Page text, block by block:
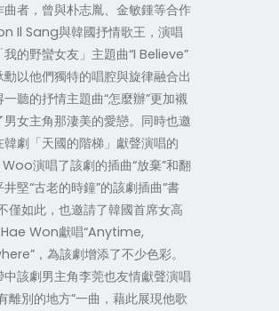
曲者，曾與朴志胤、金敏鍾等合作
Il Sang與韓國抒情歌王，演唱
我的野蠻女友」主題曲“I Believe”
勳以他們獨特的唱腔與旋律融合出
一聽的抒情主題曲“怎麼辦”更加襯
男女主角那淒美的愛戀。 同時也邀
韓劇「天國的階梯」獻聲演唱的
演唱了該劇的插曲“放棄”和翻
堅“古老的時鐘”的該劇插曲“書
僅如此，也邀請了韓國首席女高
Won獻唱“Anytime,
，為該劇增添了不少色彩。
中該劇男主角李莞也友情獻聲演唱
離別的地方”一曲，藉此展現他歌